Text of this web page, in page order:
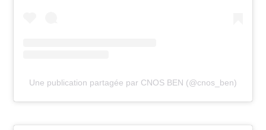
Une publication partagée par CNOS BEN (@cnos_ben)